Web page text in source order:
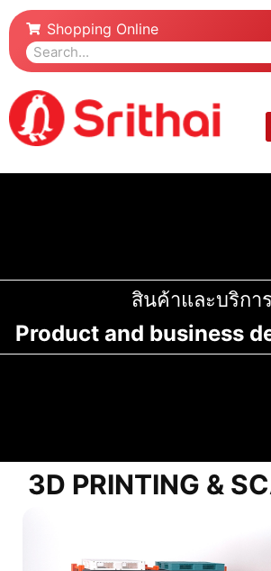
Shopping Online
สินค้าและบริการ
Product and business
3D PRINTING &